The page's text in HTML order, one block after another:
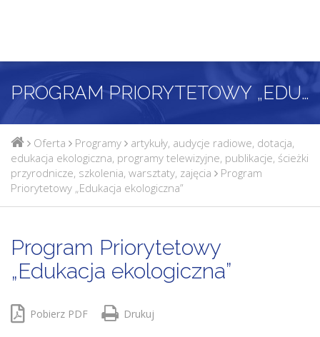
PROGRAM PRIORYTETOWY „EDUKACJA EKOLOGICZNA”
Oferta Programy artykuły, audycje radiowe, dotacja,
edukacja ekologiczna, programy telewizyjne, publikacje, ścieżki
przyrodnicze, szkolenia, warsztaty, zajęcia
Program
Priorytetowy „Edukacja ekologiczna”
Program Priorytetowy
„Edukacja ekologiczna”
Pobierz PDF Drukuj